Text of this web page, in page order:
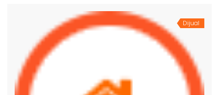
Dijual